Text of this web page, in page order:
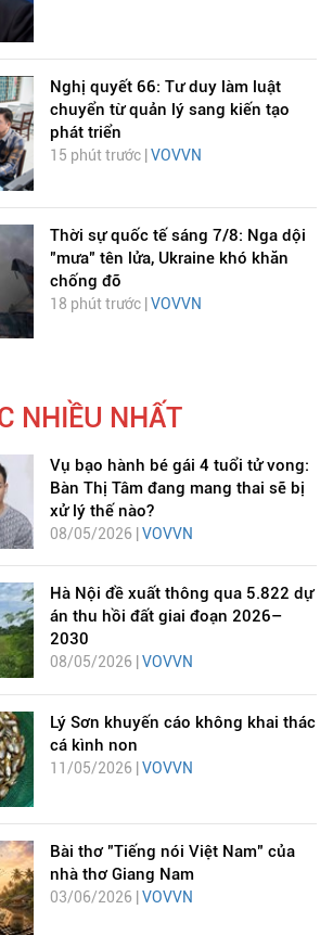
Nghị quyết 66: Tư duy làm luật
chuyển từ quản lý sang kiến tạo
phát triển
15 phút trước |VOVVN
Thời sự quốc tế sáng 7/8: Nga dội
"mưa" tên lửa, Ukraine khó khăn
chống đỡ
18 phút trước | VOVVN
NHIỀU NHẤT
Vụ bạo hành bé gái 4 tuổi tử vong:
Bàn Thị Tâm đang mang thai sẽ bị
xử lý thế nào?
08/05/2026 |VOVVN
Hà Nội đề xuất thông qua 5.822 dự
án thu hồi đất giai đoạn 2026–
2030
08/05/2026 | VOVVN
Lý Sơn khuyến cáo không khai thác
cá kình non
11/05/2026 | VOVVN
Bài thơ "Tiếng nói Việt Nam" của
nhà thơ Giang Nam
03/06/2026 | VOVVN